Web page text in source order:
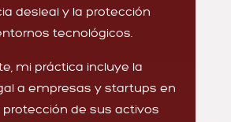
desleal y la protección
tecnológicos.
mi práctica incluye la
a empresas y startups en
protección de sus activos